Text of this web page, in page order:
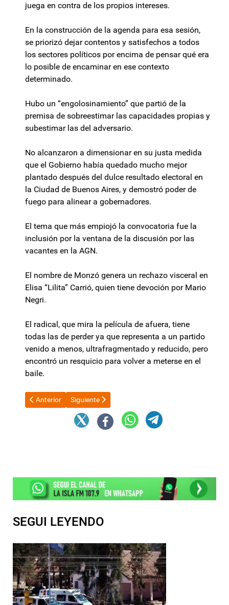
juega en contra de los propios intereses.
En la construcción de la agenda para esa sesión,
se priorizó dejar contentos y satisfechos a todos
los sectores políticos por encima de pensar qué era
lo posible de encaminar en ese contexto
determinado.
Hubo un “engolosinamiento” que partió de la
premisa de sobreestimar las capacidades propias y
subestimar las del adversario.
No alcanzaron a dimensionar en su justa medida
que el Gobierno había quedado mucho mejor
plantado después del dulce resultado electoral en
la Ciudad de Buenos Aires, y demostró poder de
fuego para alinear a gobernadores.
El tema que más empiojó la convocatoria fue la
inclusión por la ventana de la discusión por las
vacantes en la AGN.
El nombre de Monzó genera un rechazo visceral en
Elisa “Lilita” Carrió, quien tiene devoción por Mario
Negri.
El radical, que mira la película de afuera, tiene
todas las de perder ya que representa a un partido
venido a menos, ultrafragmentado y reducido, pero
encontró un resquicio para volver a meterse en el
baile.
Artículo anterior: Escándalo HLB Pharma: fallas en
Anterior Artículo siguiente: Freno a la avanzada de Javier
Siguiente
SEGUI LEYENDO